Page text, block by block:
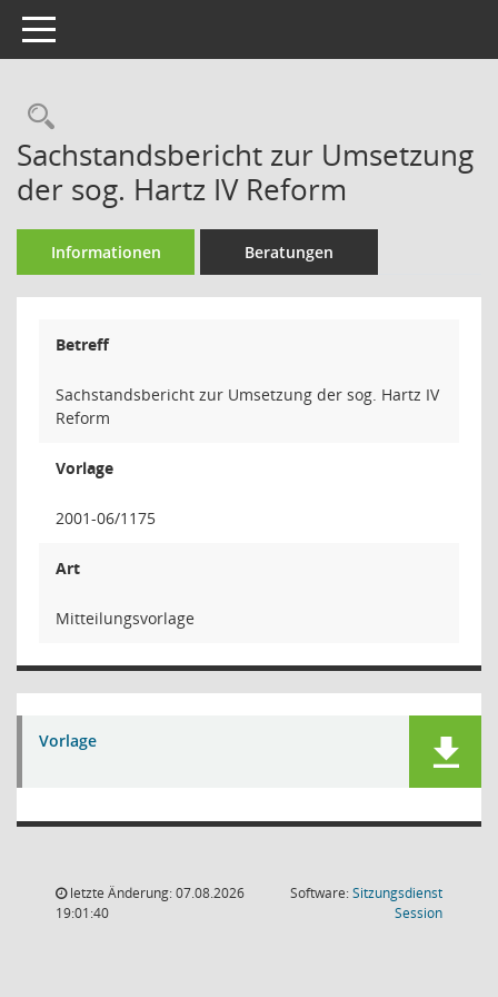
Toggle navigation
Rechercheauswahl
Sachstandsbericht zur Umsetzung
der sog. Hartz IV Reform
Informationen Beratungen
Betreff
Sachstandsbericht zur Umsetzung der sog. Hartz IV
Reform
Vorlage
2001-06/1175
Art
Mitteilungsvorlage
Vorlage
letzte Änderung: 07.08.2026
19:01:40
Software:Sitzungsdienst
Session(Wird in